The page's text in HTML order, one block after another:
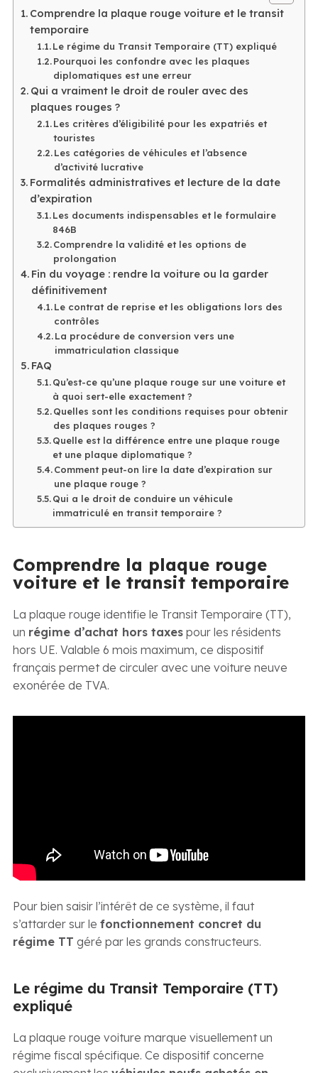
Comprendre la plaque rouge voiture et le transit
temporaire
Le régime du Transit Temporaire (TT) expliqué
Pourquoi les confondre avec les plaques
diplomatiques est une erreur
Qui a vraiment le droit de rouler avec des
plaques rouges ?
Les critères d’éligibilité pour les expatriés et
touristes
Les catégories de véhicules et l’absence
d’activité lucrative
Formalités administratives et lecture de la date
d’expiration
Les documents indispensables et le formulaire
846B
Comprendre la validité et les options de
prolongation
Fin du voyage : rendre la voiture ou la garder
définitivement
Le contrat de reprise et les obligations lors des
contrôles
La procédure de conversion vers une
immatriculation classique
FAQ
Qu’est-ce qu’une plaque rouge sur une voiture et
à quoi sert-elle exactement ?
Quelles sont les conditions requises pour obtenir
des plaques rouges ?
Quelle est la différence entre une plaque rouge
et une plaque diplomatique ?
Comment peut-on lire la date d’expiration sur
une plaque rouge ?
Qui a le droit de conduire un véhicule
immatriculé en transit temporaire ?
Comprendre la plaque rouge
voiture et le transit temporaire
La plaque rouge identifie le Transit Temporaire (TT),
un régime d’achat hors taxespour les résidents
hors UE. Valable 6 mois maximum, ce dispositif
français permet de circuler avec une voiture neuve
exonérée de TVA.
Pour bien saisir l’intérêt de ce système, il faut
s’attarder sur le fonctionnement concret du
régime TT géré par les grands constructeurs.
Le régime du Transit Temporaire (TT)
expliqué
La plaque rouge voiture marque visuellement un
régime fiscal spécifique. Ce dispositif concerne